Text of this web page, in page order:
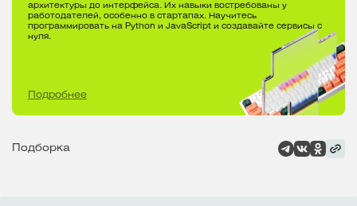
архитектуры до интерфейса. Их навыки востребованы у
работодателей, особенно в стартапах. Научитесь
программировать на Python и JavaScript и создавайте сервисы с
нуля.
Подробнее
Подборка